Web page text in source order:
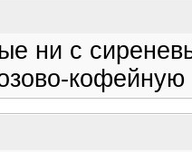
ни с